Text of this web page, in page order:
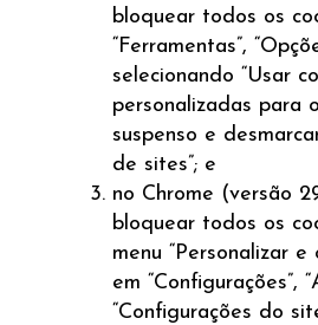
bloquear todos os
“Ferramentas”,
selecionando “Usar
personalizadas para
suspenso e
de sites”; e
no Chrome (versão
bloquear todos os
menu “Personalizar
em “Configurações”,
“Configurações do